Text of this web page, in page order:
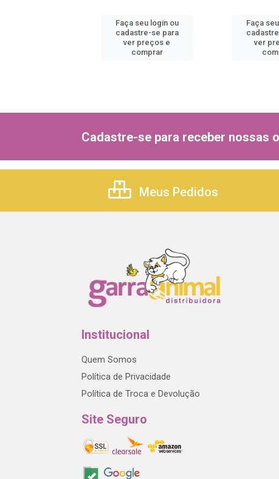
Faça seu login ou
cadastre-se para
ver preços e
comprar
Faça
ver
Cadastre-se para receber nossas
Meus Pedidos
Institucional
Quem Somos
Política de Privacidade
Política de Troca e Devolução
Site Seguro